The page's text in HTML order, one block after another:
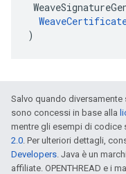
)
Salvo quando
sono concessi in base alla
mentre gli esempi di codice
2.0. Per ulteriori dettagli,
Developers. Java è un
affiliate. OPENTHREAD e i